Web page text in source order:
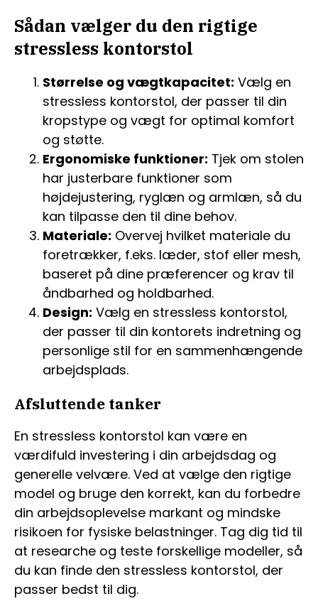
Sådan vælger du den rigtige
stressless kontorstol
Størrelse og vægtkapacitet: Vælg en
stressless kontorstol, der passer til din
kropstype og vægt for optimal komfort
og støtte.
Ergonomiske funktioner: Tjek om stolen
har justerbare funktioner som
højdejustering, ryglæn og armlæn, så du
kan tilpasse den til dine behov.
Materiale: Overvej hvilket materiale du
foretrækker, f.eks. læder, stof eller mesh,
baseret på dine præferencer og krav til
åndbarhed og holdbarhed.
Design: Vælg en stressless kontorstol,
der passer til din kontorets indretning og
personlige stil for en sammenhængende
arbejdsplads.
Afsluttende tanker
En stressless kontorstol kan være en
værdifuld investering i din arbejdsdag og
generelle velvære. Ved at vælge den rigtige
model og bruge den korrekt, kan du forbedre
din arbejdsoplevelse markant og mindske
risikoen for fysiske belastninger. Tag dig tid til
at researche og teste forskellige modeller, så
du kan finde den stressless kontorstol, der
passer bedst til dig.